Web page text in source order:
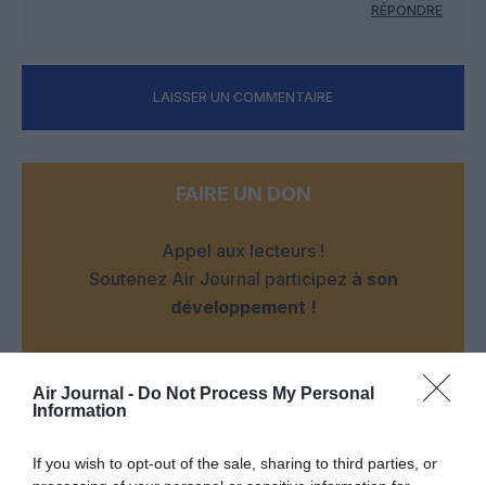
Air Journal - Do Not Process My Personal
Information
If you wish to opt-out of the sale, sharing to third parties, or
RÉPONDRE
LAISSER UN COMMENTAIRE
FAIRE UN DON
Appel aux lecteurs !
Soutenez Air Journal participez à son
développement !
NOUS SOUTENIR